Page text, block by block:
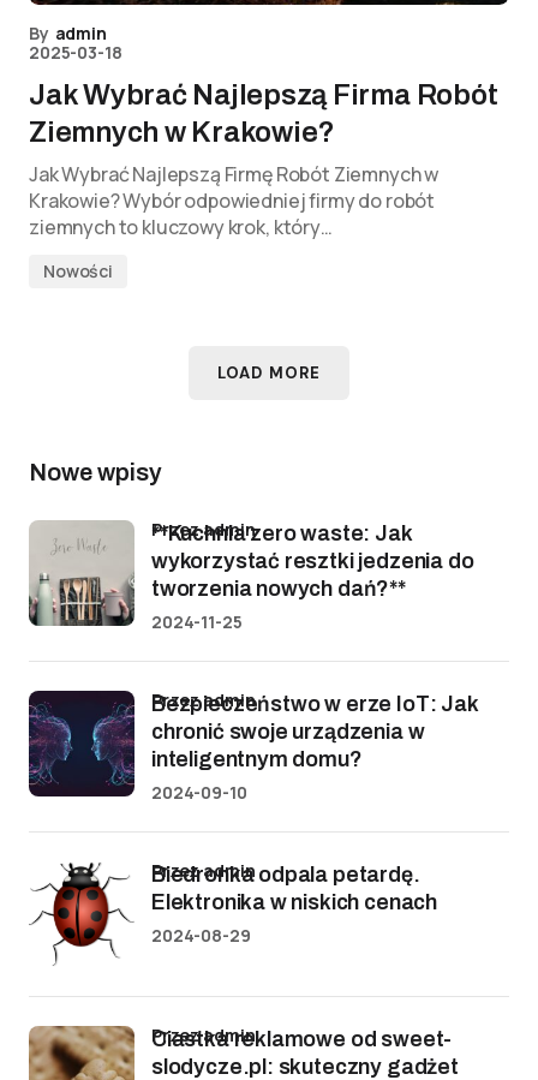
By admin
2025-03-18
Jak Wybrać Najlepszą Firma Robót
Ziemnych w Krakowie?
Jak Wybrać Najlepszą Firmę Robót Ziemnych w
Krakowie? Wybór odpowiedniej firmy do robót
ziemnych to kluczowy krok, który…
Nowości
LOAD MORE
Nowe wpisy
**Kuchnia zero waste: Jak
wykorzystać resztki jedzenia do
tworzenia nowych dań?**
przez admin
2024-11-25
Bezpieczeństwo w erze IoT: Jak
chronić swoje urządzenia w
inteligentnym domu?
przez admin
2024-09-10
Biedronka odpala petardę.
Elektronika w niskich cenach
przez admin
2024-08-29
Ciastka reklamowe od sweet-
slodycze.pl: skuteczny gadżet
przez admin